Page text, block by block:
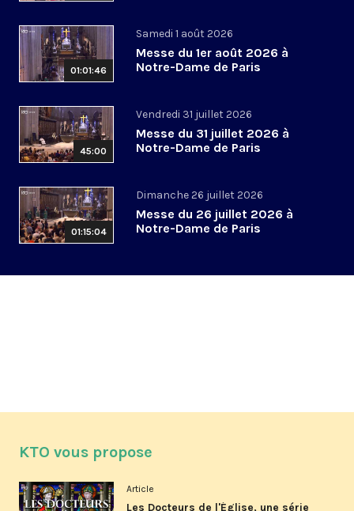
01:01:46
Samedi 1 août 2026
Messe du 1er août 2026 à
Notre-Dame de Paris
45:00
Vendredi 31 juillet 2026
Messe du 31 juillet 2026 à
Notre-Dame de Paris
01:15:04
Dimanche 26 juillet 2026
Messe du 26 juillet 2026 à
Notre-Dame de Paris
KTO vous propose
Article
Les Docteurs de l'Église, une série